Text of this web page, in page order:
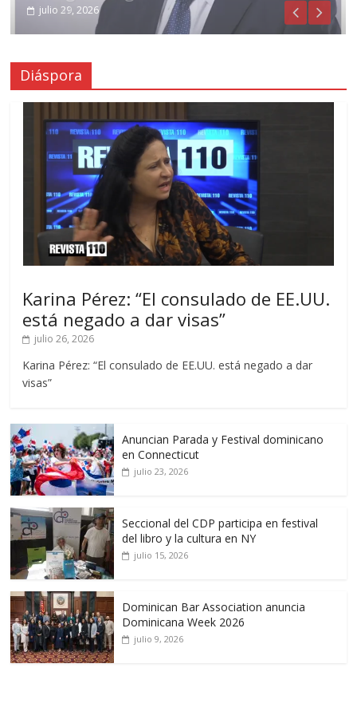
julio 31, 2026
julio 29, 2026
Diáspora
Karina Pérez: “El consulado de EE.UU.
está negado a dar visas”
julio 26, 2026
Karina Pérez: “El consulado de EE.UU. está negado a dar
visas”
Anuncian Parada y Festival dominicano
en Connecticut
julio 23, 2026
Seccional del CDP participa en festival
del libro y la cultura en NY
julio 15, 2026
Dominican Bar Association anuncia
Dominicana Week 2026
julio 9, 2026